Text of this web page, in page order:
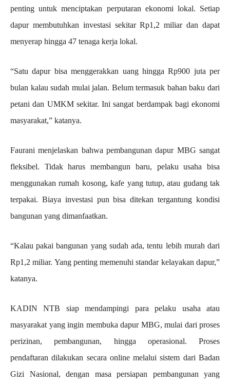
penting untuk menciptakan perputaran ekonomi lokal. Setiap
dapur membutuhkan investasi sekitar Rp1,2 miliar dan dapat
menyerap hingga 47 tenaga kerja lokal.
“Satu dapur bisa menggerakkan uang hingga Rp900 juta per
bulan kalau sudah mulai jalan. Belum termasuk bahan baku dari
petani dan UMKM sekitar. Ini sangat berdampak bagi ekonomi
masyarakat,” katanya.
Faurani menjelaskan bahwa pembangunan dapur MBG sangat
fleksibel. Tidak harus membangun baru, pelaku usaha bisa
menggunakan rumah kosong, kafe yang tutup, atau gudang tak
terpakai. Biaya investasi pun bisa ditekan tergantung kondisi
bangunan yang dimanfaatkan.
“Kalau pakai bangunan yang sudah ada, tentu lebih murah dari
Rp1,2 miliar. Yang penting memenuhi standar kelayakan dapur,”
katanya.
KADIN NTB siap mendampingi para pelaku usaha atau
masyarakat yang ingin membuka dapur MBG, mulai dari proses
perizinan, pembangunan, hingga operasional. Proses
pendaftaran dilakukan secara online melalui sistem dari Badan
Gizi Nasional, dengan masa persiapan pembangunan yang